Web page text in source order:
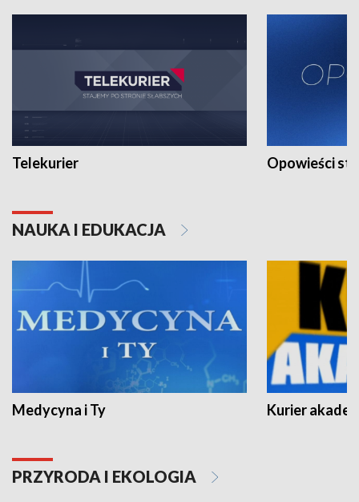
Telekurier Opowieści
NAUKA I EDUKACJA
Medycyna i Ty Kurier
PRZYRODA I EKOLOGIA